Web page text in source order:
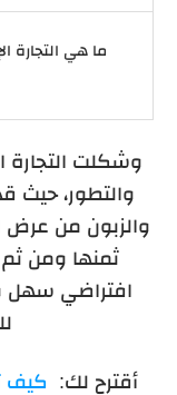
ما هي التجارة
وشكلت التجارة
والتطور، حيث
والزبون من عرض
ثمنها ومن
افتراضي سهل
أقترح لك:
كيف